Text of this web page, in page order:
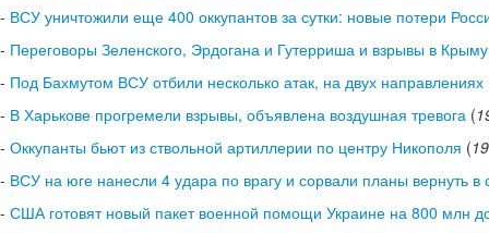
- ВСУ уничтожили еще 400 оккупантов за сутки: новые потери
- Переговоры Зеленского, Эрдогана и Гутерриша и взрывы в
- Под Бахмутом ВСУ отбили несколько атак, на двух
- В Харькове прогремели взрывы, объявлена воздушная тревога (
- Оккупанты бьют из ствольной артиллерии по центру Никополя (
- ВСУ на юге нанесли 4 удара по врагу и сорвали планы вернуть в
- США готовят новый пакет военной помощи Украине на 800 млн